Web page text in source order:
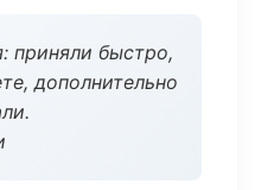
приняли быстро,
дополнительно